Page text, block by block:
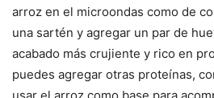
arroz en el microondas como de
una sartén y agregar un par de
acabado más crujiente y rico en
puedes agregar otras proteínas,